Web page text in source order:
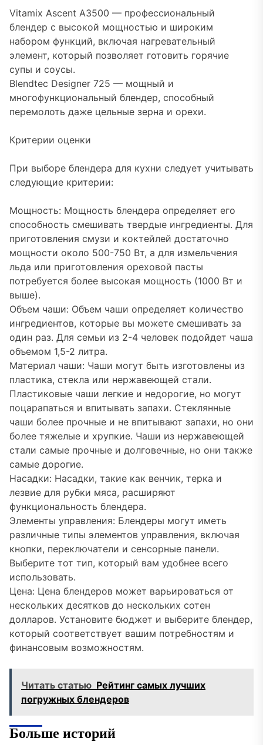
Vitamix Ascent A3500 — профессиональный
блендер с высокой мощностью и широким
набором функций, включая нагревательный
элемент, который позволяет готовить горячие
супы и соусы.
Blendtec Designer 725 — мощный и
многофункциональный блендер, способный
перемолоть даже цельные зерна и орехи.
Критерии оценки
При выборе блендера для кухни следует учитывать
следующие критерии:
Мощность: Мощность блендера определяет его
способность смешивать твердые ингредиенты. Для
приготовления смузи и коктейлей достаточно
мощности около 500-750 Вт, а для измельчения
льда или приготовления ореховой пасты
потребуется более высокая мощность (1000 Вт и
выше).
Объем чаши: Объем чаши определяет количество
ингредиентов, которые вы можете смешивать за
один раз. Для семьи из 2-4 человек подойдет чаша
объемом 1,5-2 литра.
Материал чаши: Чаши могут быть изготовлены из
пластика, стекла или нержавеющей стали.
Пластиковые чаши легкие и недорогие, но могут
поцарапаться и впитывать запахи. Стеклянные
чаши более прочные и не впитывают запахи, но они
более тяжелые и хрупкие. Чаши из нержавеющей
стали самые прочные и долговечные, но они также
самые дорогие.
Насадки: Насадки, такие как венчик, терка и
лезвие для рубки мяса, расширяют
функциональность блендера.
Элементы управления: Блендеры могут иметь
различные типы элементов управления, включая
кнопки, переключатели и сенсорные панели.
Выберите тот тип, который вам удобнее всего
использовать.
Цена: Цена блендеров может варьироваться от
нескольких десятков до нескольких сотен
долларов. Установите бюджет и выберите блендер,
который соответствует вашим потребностям и
финансовым возможностям.
Читать статью Рейтинг самых лучших
погружных блендеров
Больше историй